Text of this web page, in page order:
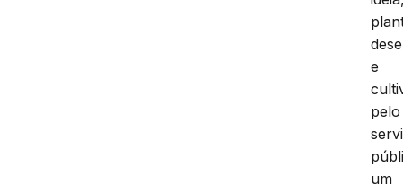
e
pelo
um